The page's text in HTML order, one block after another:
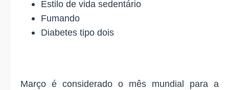
Estilo de vida sedentário
Fumando
Diabetes tipo dois
Março é considerado o mês mundial para a